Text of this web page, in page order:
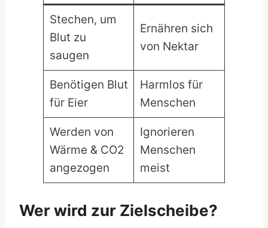
Stechen, um
Blut zu
saugen
Ernähren sich
von Nektar
Benötigen Blut
für Eier
Harmlos für
Menschen
Werden von
Wärme & CO2
angezogen
Ignorieren
Menschen
meist
Wer wird zur Zielscheibe?